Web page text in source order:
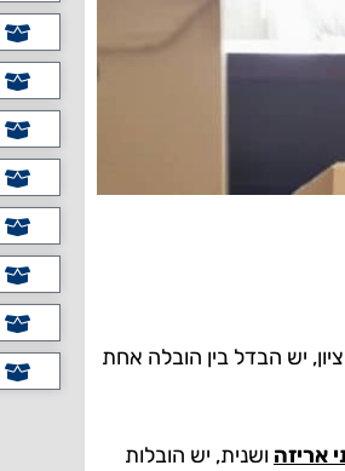
יש הבדל בין הובלה אחת
אריזה ושנית, יש הובלות